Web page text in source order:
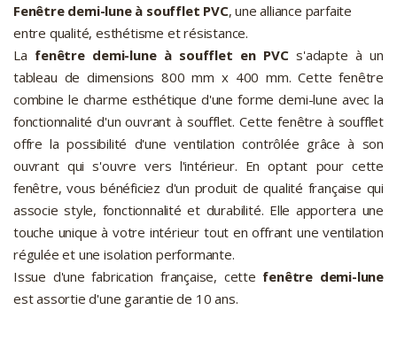
Fenêtre demi-lune à soufflet PVC, une alliance parfaite
entre qualité, esthétisme et résistance.
La fenêtre demi-lune à soufflet en PVCs'adapte à un
tableau de dimensions 800 mm x 400 mm. Cette fenêtre
combine le charme esthétique d'une forme demi-lune avec la
fonctionnalité d'un ouvrant à soufflet. Cette fenêtre à soufflet
offre la possibilité d'une ventilation contrôlée grâce à son
ouvrant qui s'ouvre vers l'intérieur. En optant pour cette
fenêtre, vous bénéficiez d'un produit de qualité française qui
associe style, fonctionnalité et durabilité. Elle apportera une
touche unique à votre intérieur tout en offrant une ventilation
régulée et une isolation performante.
Issue d'une fabrication française, cette fenêtre demi-lune
est assortie d'une garantie de 10 ans.